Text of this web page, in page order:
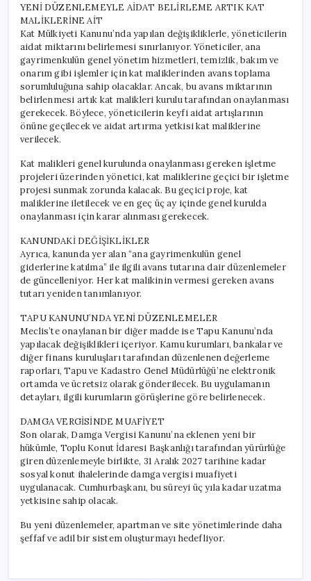
YENİ DÜZENLEMEYLE AİDAT BELİRLEME ARTIK KAT
MALİKLERİNE AİT
Kat Mülkiyeti Kanunu’nda yapılan değişikliklerle, yöneticilerin
aidat miktarını belirlemesi sınırlanıyor. Yöneticiler, ana
gayrimenkulün genel yönetim hizmetleri, temizlik, bakım ve
onarım gibi işlemler için kat maliklerinden avans toplama
sorumluluğuna sahip olacaklar. Ancak, bu avans miktarının
belirlenmesi artık kat malikleri kurulu tarafından onaylanması
gerekecek. Böylece, yöneticilerin keyfi aidat artışlarının
önüne geçilecek ve aidat artırma yetkisi kat maliklerine
verilecek.
Kat malikleri genel kurulunda onaylanması gereken işletme
projeleri üzerinden yönetici, kat maliklerine geçici bir işletme
projesi sunmak zorunda kalacak. Bu geçici proje, kat
maliklerine iletilecek ve en geç üç ay içinde genel kurulda
onaylanması için karar alınması gerekecek.
KANUNDAKİ DEĞİŞİKLİKLER
Ayrıca, kanunda yer alan “ana gayrimenkulün genel
giderlerine katılma” ile ilgili avans tutarına dair düzenlemeler
de güncelleniyor. Her kat malikinin vermesi gereken avans
tutarı yeniden tanımlanıyor.
TAPU KANUNU’NDA YENİ DÜZENLEMELER
Meclis’te onaylanan bir diğer madde ise Tapu Kanunu’nda
yapılacak değişiklikleri içeriyor. Kamu kurumları, bankalar ve
diğer finans kuruluşları tarafından düzenlenen değerleme
raporları, Tapu ve Kadastro Genel Müdürlüğü’ne elektronik
ortamda ve ücretsiz olarak gönderilecek. Bu uygulamanın
detayları, ilgili kurumların görüşlerine göre belirlenecek.
DAMGA VERGİSİNDE MUAFİYET
Son olarak, Damga Vergisi Kanunu’na eklenen yeni bir
hükümle, Toplu Konut İdaresi Başkanlığı tarafından yürürlüğe
giren düzenlemeyle birlikte, 31 Aralık 2027 tarihine kadar
sosyal konut ihalelerinde damga vergisi muafiyeti
uygulanacak. Cumhurbaşkanı, bu süreyi üç yıla kadar uzatma
yetkisine sahip olacak.
Bu yeni düzenlemeler, apartman ve site yönetimlerinde daha
şeffaf ve adil bir sistem oluşturmayı hedefliyor.